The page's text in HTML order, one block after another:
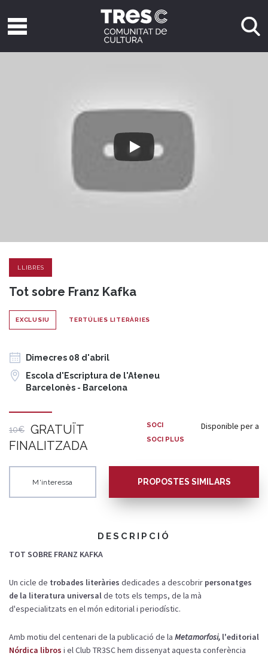
LLIBRES
Tot sobre Franz Kafka
EXCLUSIU TERTÚLIES LITERÀRIES
Dimecres 08 d'abril
Escola d'Escriptura de l'Ateneu
Barcelonès - Barcelona
10€
GRATUÏT
FINALITZADA
Disponible per a
SOCI
SOCI PLUS
M'interessa PROPOSTES SIMILARS
DESCRIPCIÓ
TOT SOBRE FRANZ KAFKA
Un cicle de trobades literàries dedicades a descobrir personatges
de la literatura universalde tots els temps, de la mà
d'especialitzats en el món editorial i periodístic.
Amb motiu del centenari de la publicació de la Metamorfosi, l'editorial
Nórdica libros i el Club TR3SC hem dissenyat aquesta conferència